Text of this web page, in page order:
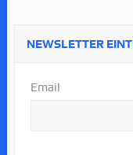
NEWSLETTER
Email